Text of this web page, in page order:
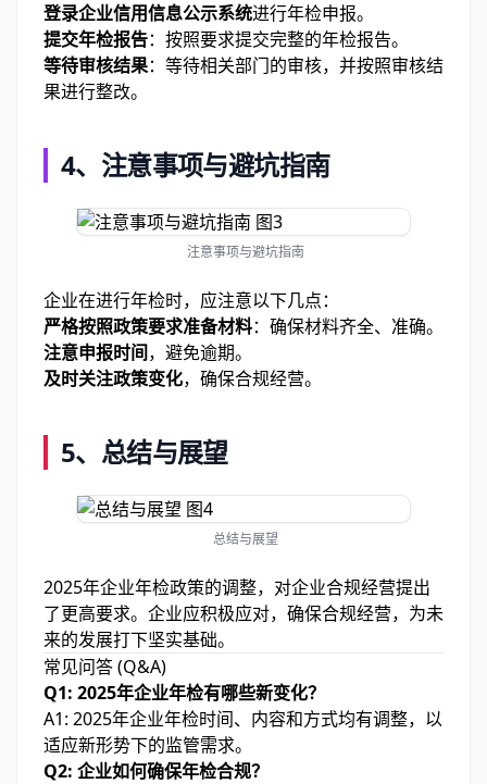
登录企业信用信息公示系统进行年检申报。
提交年检报告：按照要求提交完整的年检报告。
等待审核结果：等待相关部门的审核，并按照审核结
果进行整改。
4、 注意事项与避坑指南
注意事项与避坑指南
企业在进行年检时，应注意以下几点：
严格按照政策要求准备材料：确保材料齐全、准确。
注意申报时间，避免逾期。
及时关注政策变化，确保合规经营。
5、 总结与展望
总结与展望
2025年企业年检政策的调整，对企业合规经营提出
了更高要求。企业应积极应对，确保合规经营，为未
来的发展打下坚实基础。
常见问答 (Q&A)
Q1: 2025年企业年检有哪些新变化？
A1: 2025年企业年检时间、内容和方式均有调整，以
适应新形势下的监管需求。
Q2: 企业如何确保年检合规？